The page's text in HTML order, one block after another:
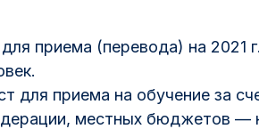
приема (перевода) на 2021
для приема на обучение за
местных бюджетов —